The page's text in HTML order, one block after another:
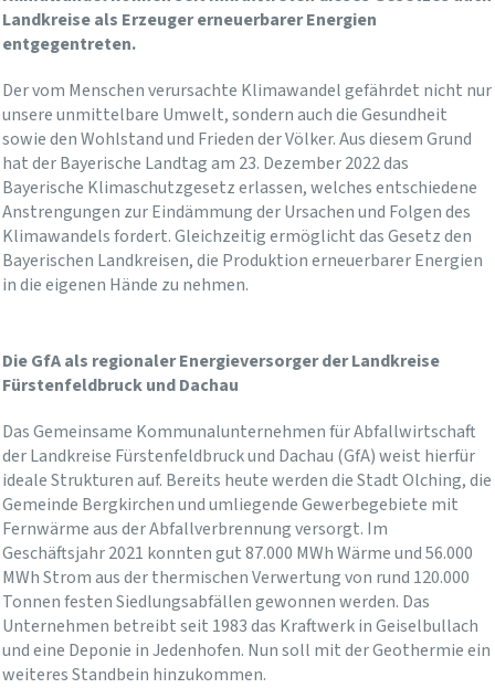
Landkreise als Erzeuger erneuerbarer Energien
entgegentreten.
Der vom Menschen verursachte Klimawandel gefährdet nicht nur
unsere unmittelbare Umwelt, sondern auch die Gesundheit
sowie den Wohlstand und Frieden der Völker. Aus diesem Grund
hat der Bayerische Landtag am 23. Dezember 2022 das
Bayerische Klimaschutzgesetz erlassen, welches entschiedene
Anstrengungen zur Eindämmung der Ursachen und Folgen des
Klimawandels fordert. Gleichzeitig ermöglicht das Gesetz den
Bayerischen Landkreisen, die Produktion erneuerbarer Energien
in die eigenen Hände zu nehmen.
Die GfA als regionaler Energieversorger der Landkreise
Fürstenfeldbruck und Dachau
Das Gemeinsame Kommunalunternehmen für Abfallwirtschaft
der Landkreise Fürstenfeldbruck und Dachau (GfA) weist hierfür
ideale Strukturen auf. Bereits heute werden die Stadt Olching, die
Gemeinde Bergkirchen und umliegende Gewerbegebiete mit
Fernwärme aus der Abfallverbrennung versorgt. Im
Geschäftsjahr 2021 konnten gut 87.000 MWh Wärme und 56.000
MWh Strom aus der thermischen Verwertung von rund 120.000
Tonnen festen Siedlungsabfällen gewonnen werden. Das
Unternehmen betreibt seit 1983 das Kraftwerk in Geiselbullach
und eine Deponie in Jedenhofen. Nun soll mit der Geothermie ein
weiteres Standbein hinzukommen.